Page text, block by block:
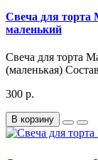
Свеча для
маленький
Свеча для торта
(маленькая)
300 р.
В корзину